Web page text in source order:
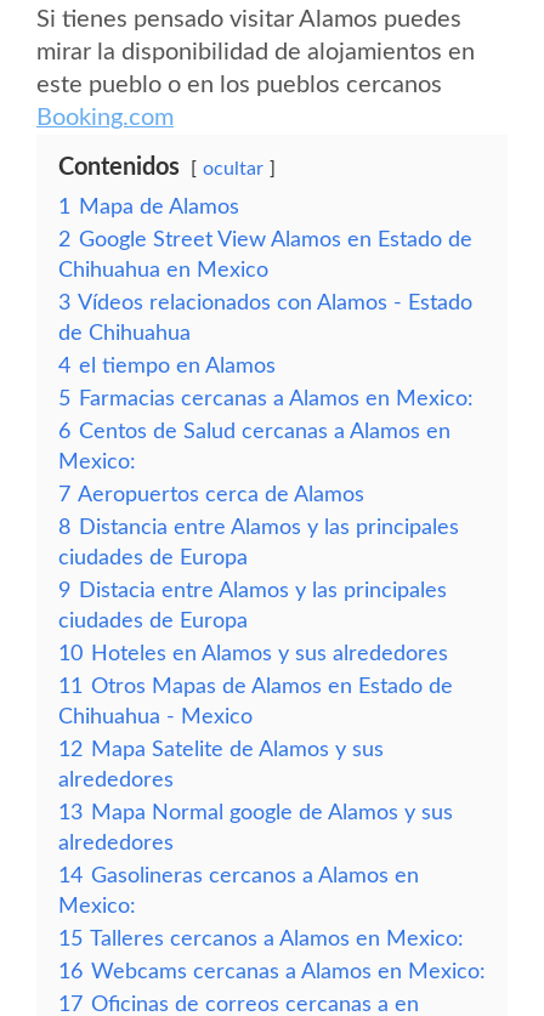
Si tienes pensado visitar Alamos puedes
mirar la disponibilidad de alojamientos en
este pueblo o en los pueblos cercanos
Booking.com
Contenidos ocultar
1
Mapa de Alamos
2 Google Street View Alamos en Estado de
Chihuahua en Mexico
3 Vídeos relacionados con Alamos - Estado
de Chihuahua
4 el tiempo en Alamos
5 Farmacias cercanas a Alamos en Mexico:
6 Centos de Salud cercanas a Alamos en
Mexico:
7 Aeropuertos cerca de Alamos
8 Distancia entre Alamos y las principales
ciudades de Europa
9 Distacia entre Alamos y las principales
ciudades de Europa
10 Hoteles en Alamos y sus alrededores
11 Otros Mapas de Alamos en Estado de
Chihuahua - Mexico
12 Mapa Satelite de Alamos y sus
alrededores
13 Mapa Normal google de Alamos y sus
alrededores
14 Gasolineras cercanos a Alamos en
Mexico:
15 Talleres cercanos a Alamos en Mexico:
16 Webcams cercanas a Alamos en Mexico:
17 Oficinas de correos cercanas a en